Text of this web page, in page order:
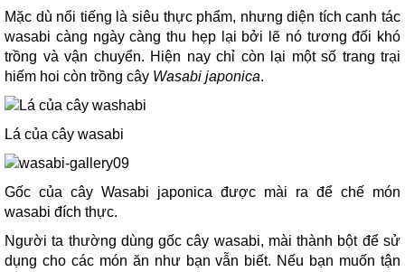
Mặc dù nổi tiếng là siêu thực phẩm, nhưng diện tích canh tác
wasabi càng ngày càng thu hẹp lại bởi lẽ nó tương đối khó
trồng và vận chuyển. Hiện nay chỉ còn lại một số trang trại
hiếm hoi còn trồng cây Wasabi japonica.
Lá của cây wasabi
Gốc của cây Wasabi japonica được mài ra để chế món
wasabi đích thực.
Người ta thường dùng gốc cây wasabi, mài thành bột để sử
dụng cho các món ăn như bạn vẫn biết. Nếu bạn muốn tận